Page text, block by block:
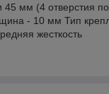
мм (4 отверстия
- 10 мм Тип
жесткость